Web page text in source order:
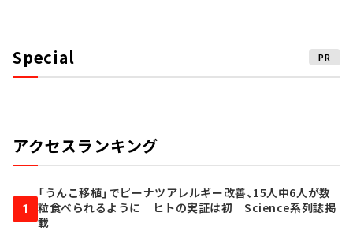
Special PR
アクセスランキング
1
「うんこ移植」でピーナツアレルギー改善、15人中6人が数
粒食べられるように ヒトの実証は初 Science系列誌掲
載